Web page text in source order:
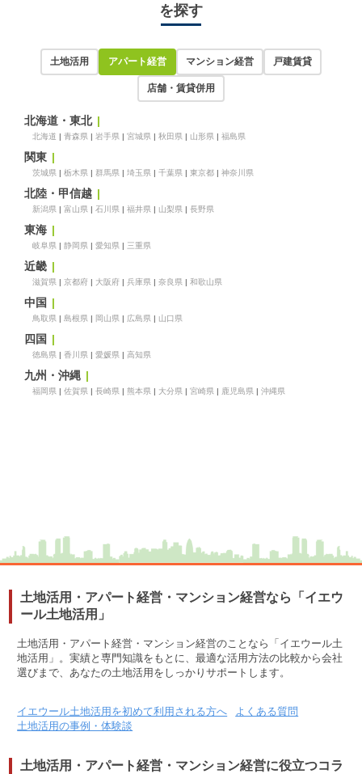
を探す
土地活用 アパート経営 マンション経営 戸建賃貸
店舗・賃貸併用
北海道・東北
北海道 青森県 岩手県 宮城県 秋田県 山形県 福島県
関東
茨城県 栃木県 群馬県 埼玉県 千葉県 東京都 神奈川県
北陸・甲信越
新潟県 富山県 石川県 福井県 山梨県 長野県
東海
岐阜県 静岡県 愛知県 三重県
近畿
滋賀県 京都府 大阪府 兵庫県 奈良県 和歌山県
中国
鳥取県 島根県 岡山県 広島県 山口県
四国
徳島県 香川県 愛媛県 高知県
九州・沖縄
福岡県 佐賀県 長崎県 熊本県 大分県 宮崎県 鹿児島県 沖縄県
土地活用・アパート経営・マンション経営なら「イエウ
ール土地活用」
土地活用・アパート経営・マンション経営のことなら「イエウール土
地活用」。実績と専門知識をもとに、最適な活用方法の比較から会社
選びまで、あなたの土地活用をしっかりサポートします。
イエウール土地活用を初めて利用される方へ
よくある質問
土地活用の事例・体験談
土地活用・アパート経営・マンション経営に役立つコラ